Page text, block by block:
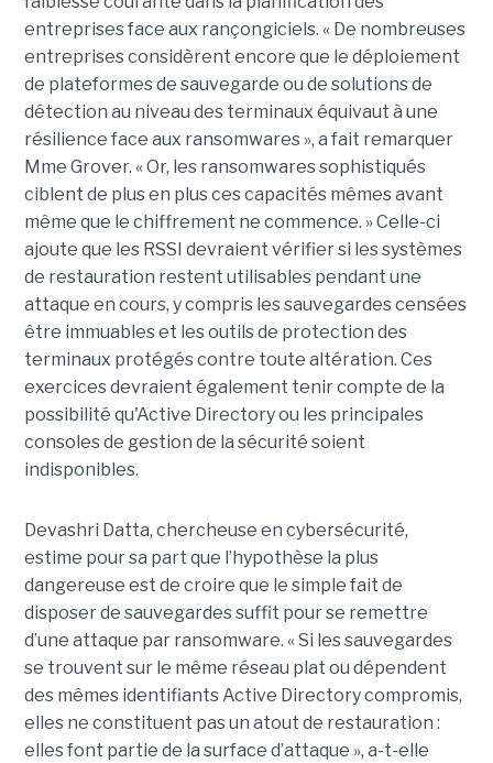
entreprises face aux rançongiciels. « De nombreuses
entreprises considèrent encore que le déploiement
de plateformes de sauvegarde ou de solutions de
détection au niveau des terminaux équivaut à une
résilience face aux ransomwares », a fait remarquer
Mme Grover. « Or, les ransomwares sophistiqués
ciblent de plus en plus ces capacités mêmes avant
même que le chiffrement ne commence. » Celle-ci
ajoute que les RSSI devraient vérifier si les systèmes
de restauration restent utilisables pendant une
attaque en cours, y compris les sauvegardes censées
être immuables et les outils de protection des
terminaux protégés contre toute altération. Ces
exercices devraient également tenir compte de la
possibilité qu'Active Directory ou les principales
consoles de gestion de la sécurité soient
indisponibles.
Devashri Datta, chercheuse en cybersécurité,
estime pour sa part que l’hypothèse la plus
dangereuse est de croire que le simple fait de
disposer de sauvegardes suffit pour se remettre
d’une attaque par ransomware. « Si les sauvegardes
se trouvent sur le même réseau plat ou dépendent
des mêmes identifiants Active Directory compromis,
elles ne constituent pas un atout de restauration :
elles font partie de la surface d’attaque », a-t-elle